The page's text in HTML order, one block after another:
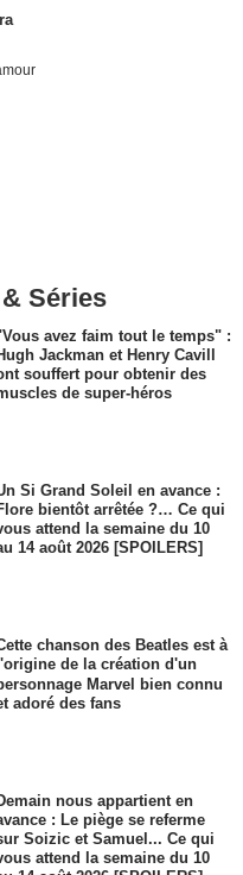
Séries
avez faim tout le temps" :
Jackman et Henry Cavill
souffert pour obtenir des
de super-héros
Si Grand Soleil en avance :
bientôt arrêtée ?… Ce qui
attend la semaine du 10
14 août 2026 [SPOILERS]
chanson des Beatles est à
l'origine de la création d'un
Marvel bien connu
adoré des fans
nous appartient en
: Le piège se referme
Soizic et Samuel... Ce qui
attend la semaine du 10